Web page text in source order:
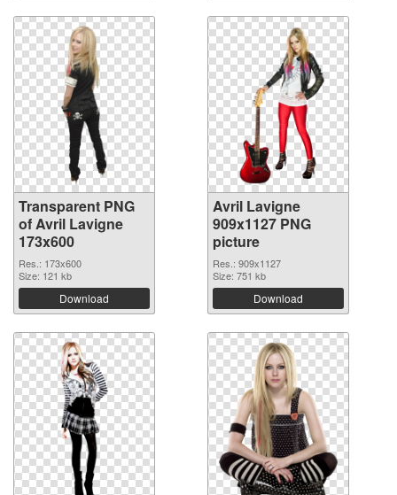
Transparent PNG
of Avril Lavigne
173x600
Res.: 173x600
Size: 121 kb
Download
Avril Lavigne
909x1127 PNG
picture
Res.: 909x1127
Size: 751 kb
Download